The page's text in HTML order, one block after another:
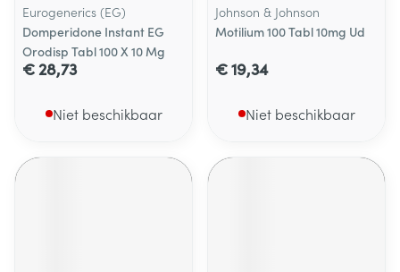
Eurogenerics (EG)
Domperidone Instant EG
Orodisp Tabl 100 X 10 Mg
€ 28,73
Niet beschikbaar
Johnson & Johnson
Motilium 100 Tabl 10mg Ud
€ 19,34
Niet beschikbaar